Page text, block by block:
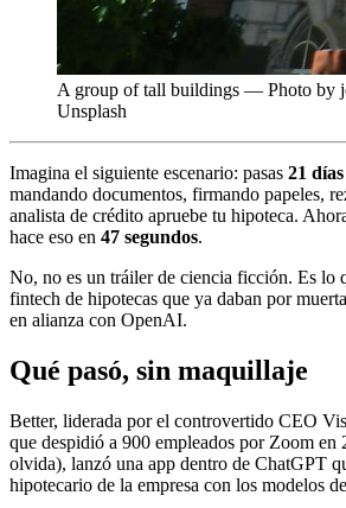
A group of tall buildings — Photo by
Unsplash
Imagina el siguiente escenario: pasas 21 días
mandando documentos, firmando papeles,
analista de crédito apruebe tu hipoteca.
hace eso en 47 segundos.
No, no es un tráiler de ciencia ficción. Es lo
fintech de hipotecas que ya daban por
en alianza con OpenAI.
Qué pasó, sin maquillaje
Better, liderada por el controvertido CEO
que despidió a 900 empleados por Zoom
olvida), lanzó una app dentro de ChatGPT
hipotecario de la empresa con los modelos